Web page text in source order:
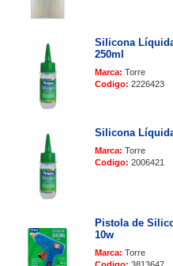
Silicona
250ml
Marca: Torre
Codigo: 2226423
Silicona
Marca: Torre
Codigo: 2006421
Pistola de
10w
Marca: Torre
Codigo: 3813647